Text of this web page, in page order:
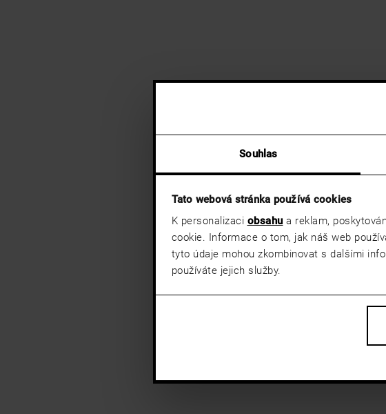
Souhlas
Tato webová stránka používá cookies
K personalizaci obsahu a reklam,
cookie. Informace o tom, jak náš web
tyto údaje mohou zkombinovat s dalšími
používáte jejich služby.